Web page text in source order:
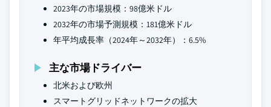
2023年の市場規模：98億米ドル
2032年の市場予測規模：181億米ドル
年平均成長率（2024年～2032年）：6.5%
主な市場ドライバー
北米および欧州
スマートグリッドネットワークの拡大